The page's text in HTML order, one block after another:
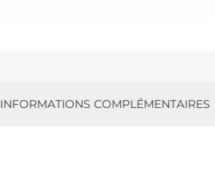
INFORMATIONS COMPLÉMENTAIRES